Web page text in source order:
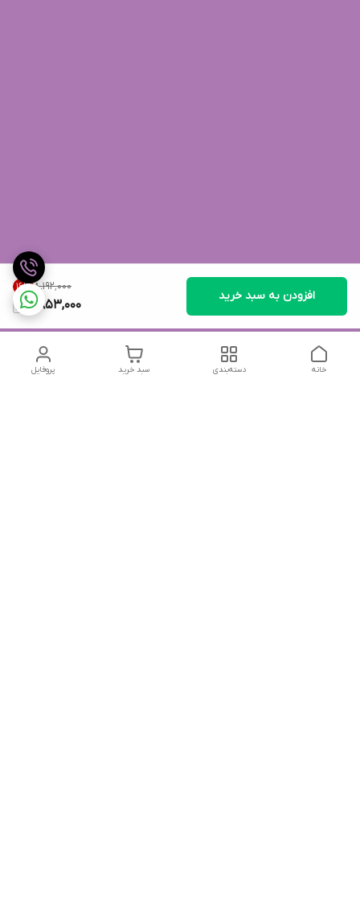
۸٬۱۹۲٬۰۰۰ 16%
6,853,000
افزودن به سبد خرید
پروفایل سبد خرید دسته‌بندی خانه